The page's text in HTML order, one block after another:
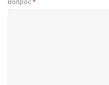
Вопрос *